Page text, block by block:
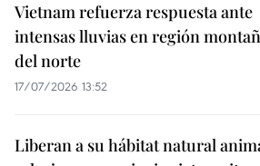
Vietnam refuerza respuesta ante
intensas lluvias en región
del norte
17/07/2026 13:52
Liberan a su hábitat natural